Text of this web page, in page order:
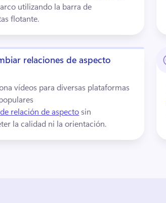
utilizando la barra de
flotante.
relaciones de aspecto
vídeos para diversas plataformas
relación de aspecto sin
la calidad ni la orientación.